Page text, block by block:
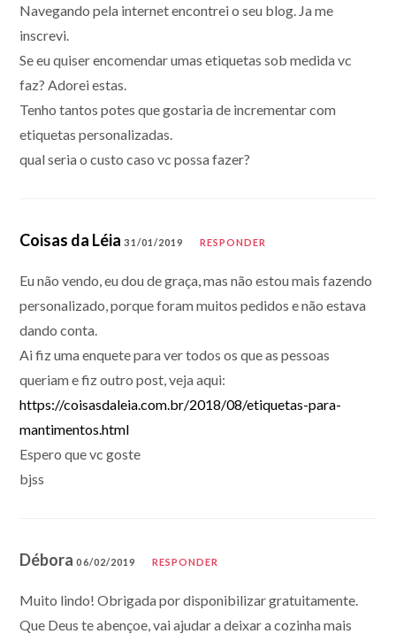
Navegando pela internet encontrei o seu blog. Ja me
inscrevi.
Se eu quiser encomendar umas etiquetas sob medida vc
faz? Adorei estas.
Tenho tantos potes que gostaria de incrementar com
etiquetas personalizadas.
qual seria o custo caso vc possa fazer?
Coisas da Léia 31/01/2019 RESPONDER
Eu não vendo, eu dou de graça, mas não estou mais fazendo
personalizado, porque foram muitos pedidos e não estava
dando conta.
Ai fiz uma enquete para ver todos os que as pessoas
queriam e fiz outro post, veja aqui:
https://coisasdaleia.com.br/2018/08/etiquetas-para-
mantimentos.html
Espero que vc goste
bjss
Débora06/02/2019 RESPONDER
Muito lindo! Obrigada por disponibilizar gratuitamente.
Que Deus te abençoe, vai ajudar a deixar a cozinha mais